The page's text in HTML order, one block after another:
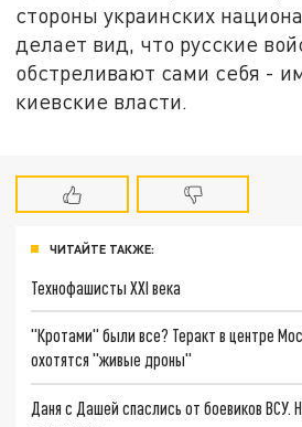
стороны украинских
делает вид, что русские
обстреливают сами себя -
киевские власти.
ЧИТАЙТЕ ТАКЖЕ:
Технофашисты XXI века
"Кротами" были все? Теракт в центре
охотятся "живые дроны"
Даня с Дашей спаслись от боевиков